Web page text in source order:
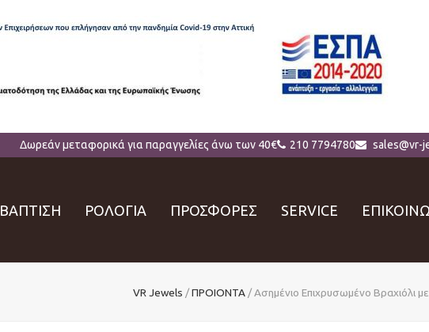
Δωρεάν μεταφορικά για παραγγελίες άνω των 40€ 210 7794780 sales@vr-
ΒΑΠΤΙΣΗ ΡΟΛΟΓΙΑ ΠΡΟΣΦΟΡΕΣ SERVICE
VR Jewels /ΠΡΟΙΟΝΤΑ /Ασημένιο Επιχρυσωμένο Βραχιόλι